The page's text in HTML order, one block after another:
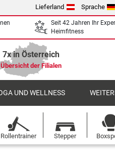
Lieferland Sprache
Seit 42 Jahren Ihr
Heimfitness
7x in Österreich
Übersicht der Filialen
UND WELLNESS
Rollentrainer Stepper